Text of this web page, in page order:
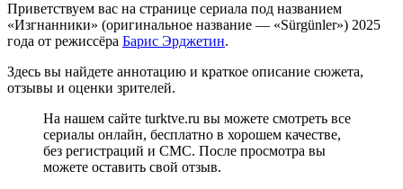
Приветствуем вас на странице сериала под названием
«Изгнанники» (оригинальное название — «Sürgünler») 2025
года от режиссёра Барис Эрджетин.
Здесь вы найдете аннотацию и краткое описание сюжета,
отзывы и оценки зрителей.
На нашем сайте turktve.ru вы можете смотреть все
сериалы онлайн, бесплатно в хорошем качестве,
без регистраций и СМС. После просмотра вы
можете оставить свой отзыв.